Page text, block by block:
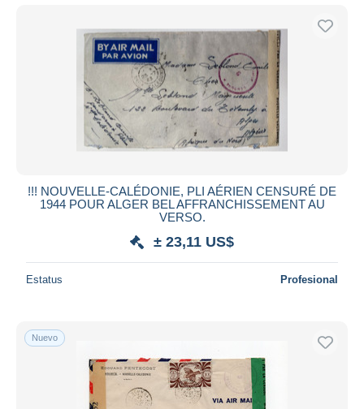
!!! NOUVELLE-CALÉDONIE, PLI AÉRIEN CENSURÉ DE
1944 POUR ALGER BEL AFFRANCHISSEMENT AU
VERSO.
± 23,11 US$
Estatus Profesional
Nuevo